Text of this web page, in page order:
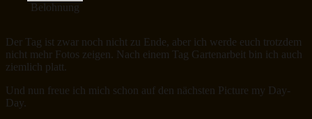
Belohnung
Der Tag ist zwar noch nicht zu Ende, aber ich werde euch trotzdem
nicht mehr Fotos zeigen. Nach einem Tag Gartenarbeit bin ich auch
ziemlich platt.
Und nun freue ich mich schon auf den nächsten Picture my Day-
Day.